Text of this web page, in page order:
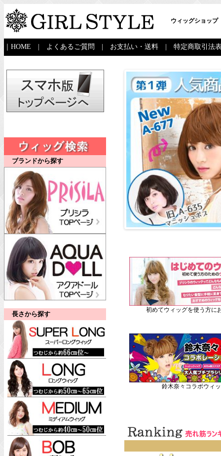
ウィッグショップ
HOME よくあるご質問 お支払い・送料 特定商取引法
ブランドから探す
長さから探す
初めてウィッグを使う方に
鈴木奈々コラボウィ